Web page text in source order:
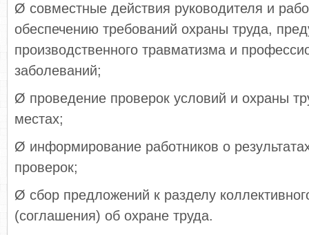
Ø совместные действия руководителя и
обеспечению требований охраны труда,
производственного травматизма и
заболеваний;
Ø проведение проверок условий и охраны
местах;
Ø информирование работников о
проверок;
Ø сбор предложений к разделу
(соглашения) об охране труда.